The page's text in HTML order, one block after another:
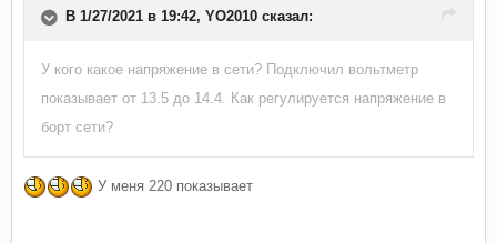
В 1/27/2021 в 19:42, YO2010 сказал:
У кого какое напряжение в сети? Подключил вольтметр
показывает от 13.5 до 14.4. Как регулируется напряжение в
борт сети?
У меня 220 показывает